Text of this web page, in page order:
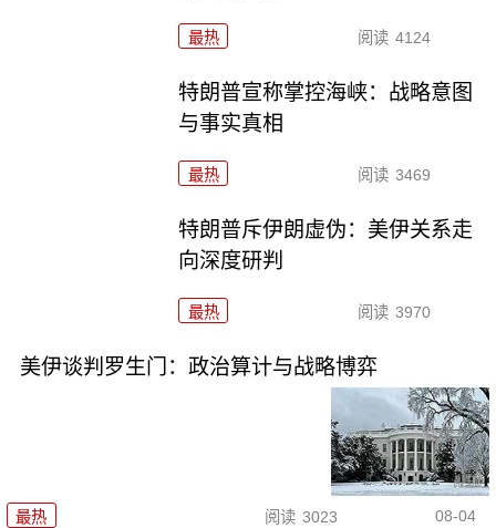
最热 阅读 4124
特朗普宣称掌控海峡：战略意图
与事实真相
最热 阅读 3469
特朗普斥伊朗虚伪：美伊关系走
向深度研判
最热 阅读 3970
美伊谈判罗生门：政治算计与战略博弈
最热 阅读 3023 08-04